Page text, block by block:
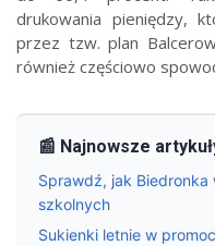
drukowania pieniędzy,
przez tzw. plan
również częściowo
📰 Najnowsze
Sprawdź, jak
szkolnych
Sukienki letnie w